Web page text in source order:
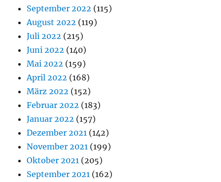
September 2022 (115)
August 2022 (119)
Juli 2022 (215)
Juni 2022 (140)
Mai 2022 (159)
April 2022 (168)
März 2022 (152)
Februar 2022 (183)
Januar 2022 (157)
Dezember 2021 (142)
November 2021 (199)
Oktober 2021 (205)
September 2021 (162)